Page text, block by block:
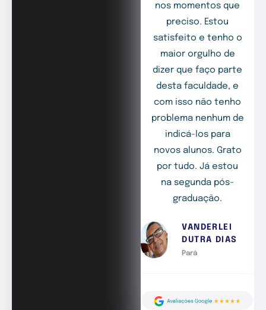
nos momentos que
preciso. Estou
satisfeito e tenho o
maior orgulho de
dizer que faço parte
desta faculdade, e
com isso não tenho
problema nenhum de
indicá-los para
novos alunos. Grato
por tudo. Já estou
na segunda pós-
graduação.
VANDERLEI
DUTRA DIAS
Pará